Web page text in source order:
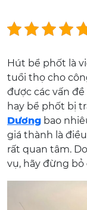
Hút bể phốt là
tuổi thọ cho
được các vấn
hay bể phốt bị
Dương bao
giá thành là
rất quan tâm.
vụ, hãy đừng